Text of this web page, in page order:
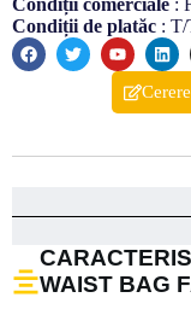
Condiții comerciale :
Condiții de platăc :
WAIST BAG